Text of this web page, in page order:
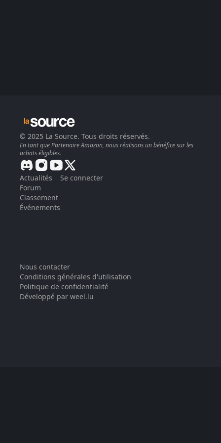
© 2025 La Source. Tous droits réservés.
En tant que Partenaire Amazon, nous réalisons un bénéfice sur les
achats éligibles.
Actualités
Forum
Classement
Événements
Se connecter
Nous contacter
Conditions générales d'utilisation
Politique de confidentialité
Développé par weel.lu